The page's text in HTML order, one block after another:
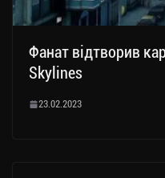
Фанат відтворив
Skylines
23.02.2023